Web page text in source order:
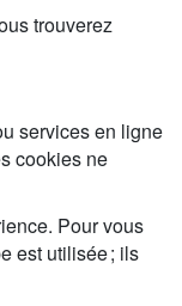
trouverez
services en ligne
cookies ne
Pour vous
est utilisée ; ils